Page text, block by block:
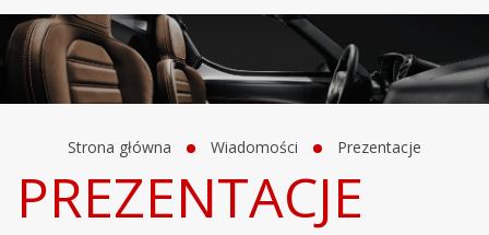
Strona główna Wiadomości Prezentacje
PREZENTACJE